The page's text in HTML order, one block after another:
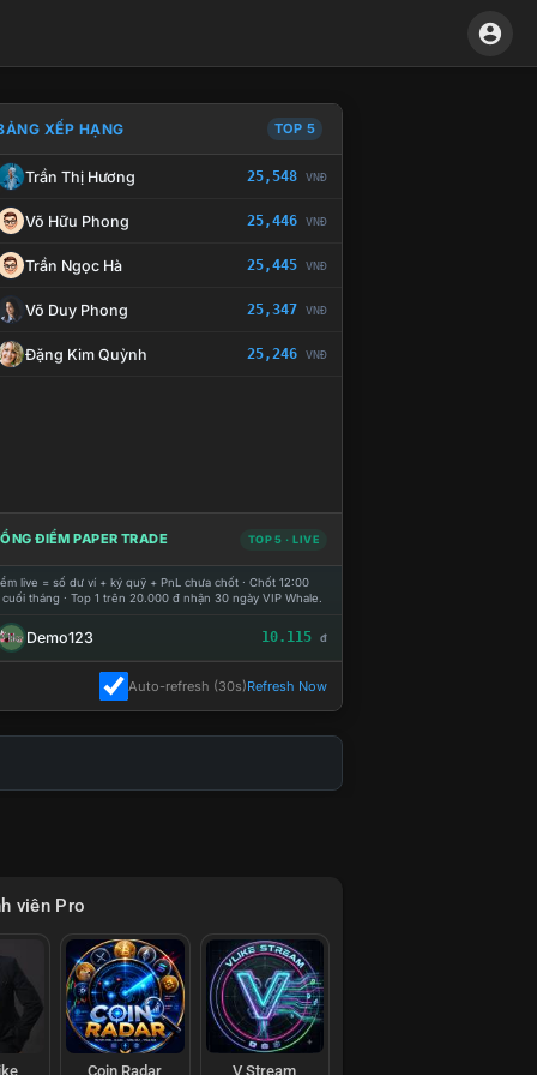
CHẾ TÀI XỬ LÝ VI PHẠM
XẾP HẠNG TOP 5
Trần Thị Hương 25,548 VNĐ
Võ Hữu Phong 25,446 VNĐ
Trần Ngọc Hà 25,445 VNĐ
Võ Duy Phong 25,347 VNĐ
Đặng Kim Quỳnh 25,246 VNĐ
ĐIỂM PAPER TRADE TOP 5 · LIVE
live = số dư ví + ký quỹ + PnL chưa chốt · Chốt 12:00
tháng · Top 1 trên 20.000 đ nhận 30 ngày VIP Whale.
Demo123 10.115 đ
Auto-refresh (30s)Refresh Now
viên Pro
Coin Radar V Stream